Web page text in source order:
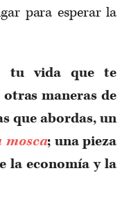
para esperar la
tu vida que te
maneras de
que abordas, un
; una pieza
la economía y la